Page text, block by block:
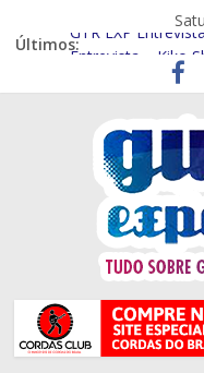
Últimos:GTR EXP
Entrevista – Kiko
Entrevista Frank
GTR EXP
GTR EXP –